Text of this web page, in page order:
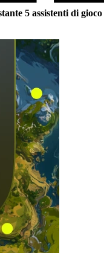
5 assistenti di gioco